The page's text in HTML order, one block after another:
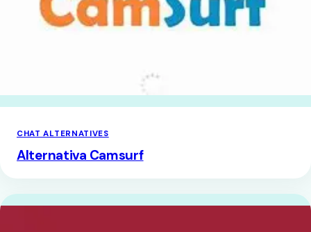
CHAT ALTERNATIVES
Alternativa Camsurf